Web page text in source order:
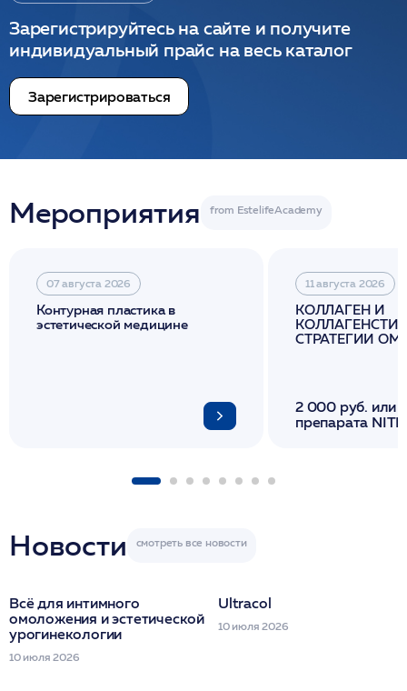
Зарегистрируйтесь на сайте и получите
индивидуальный прайс на весь каталог
Зарегистрироваться
Мероприятия
07 августа 2026
Контурная пластика в
эстетической медицине
11 августа 2026
КОЛЛАГЕН И
СТРАТЕГИИ
2 000 руб. или
препарата
Новости
Всё для интимного
омоложения и эстетической
урогинекологии
10 июля 2026
Ultracol
10 июля 2026